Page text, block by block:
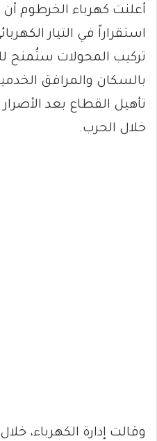
أعلنت كهرباء
استقراراً في التيار
تركيب المحولات ستُمنح
بالسكان والمرافق
تأهيل القطاع بعد
خلال الحرب.
وقالت إدارة الكهرباء،